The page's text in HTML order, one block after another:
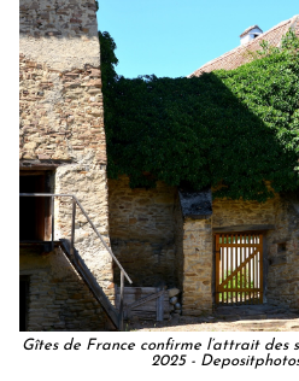
Gîtes de France confirme l’attrait des
2025 -